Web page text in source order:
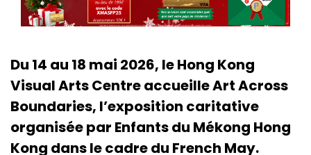
Du 14 au 18 mai 2026, le Hong Kong
Visual Arts Centre accueille Art Across
Boundaries, l’exposition caritative
organisée par Enfants du Mékong Hong
Kong dans le cadre du French May.